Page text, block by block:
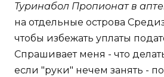
Туринабол Пропионат в
на отдельные острова
чтобы избежать уплаты
Спрашивает меня - что
если "руки" нечем занять -